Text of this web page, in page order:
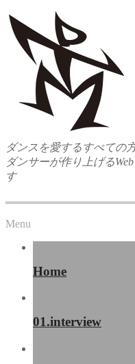
ダンスを愛するすべての
ダンサーが作り上げる
す
Menu
Home
01.interview